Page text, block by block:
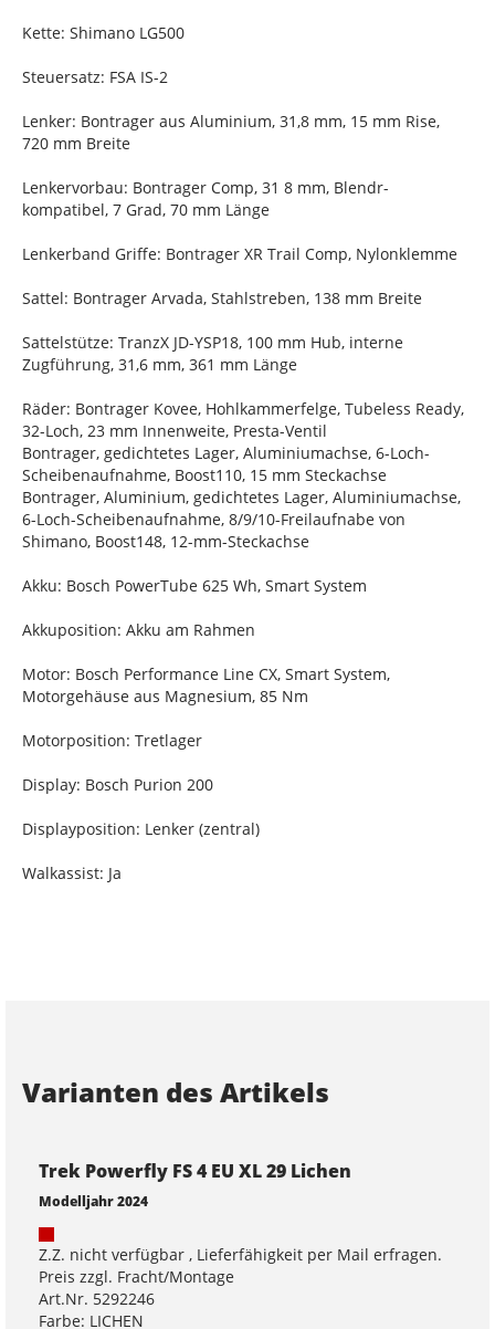
Kette: Shimano LG500
Steuersatz: FSA IS-2
Lenker: Bontrager aus Aluminium, 31,8 mm, 15 mm Rise,
720 mm Breite
Lenkervorbau: Bontrager Comp, 31 8 mm, Blendr-
kompatibel, 7 Grad, 70 mm Länge
Lenkerband Griffe: Bontrager XR Trail Comp, Nylonklemme
Sattel: Bontrager Arvada, Stahlstreben, 138 mm Breite
Sattelstütze: TranzX JD-YSP18, 100 mm Hub, interne
Zugführung, 31,6 mm, 361 mm Länge
Räder: Bontrager Kovee, Hohlkammerfelge, Tubeless Ready,
32-Loch, 23 mm Innenweite, Presta-Ventil
Bontrager, gedichtetes Lager, Aluminiumachse, 6-Loch-
Scheibenaufnahme, Boost110, 15 mm Steckachse
Bontrager, Aluminium, gedichtetes Lager, Aluminiumachse,
6-Loch-Scheibenaufnahme, 8/9/10-Freilaufnabe von
Shimano, Boost148, 12-mm-Steckachse
Akku: Bosch PowerTube 625 Wh, Smart System
Akkuposition: Akku am Rahmen
Motor: Bosch Performance Line CX, Smart System,
Motorgehäuse aus Magnesium, 85 Nm
Motorposition: Tretlager
Display: Bosch Purion 200
Displayposition: Lenker (zentral)
Walkassist: Ja
Varianten des Artikels
Trek Powerfly FS 4 EU XL 29 Lichen
Modelljahr 2024
Z.Z. nicht verfügbar , Lieferfähigkeit per Mail erfragen.
Preis zzgl. Fracht/Montage
Art.Nr. 5292246
Farbe: LICHEN